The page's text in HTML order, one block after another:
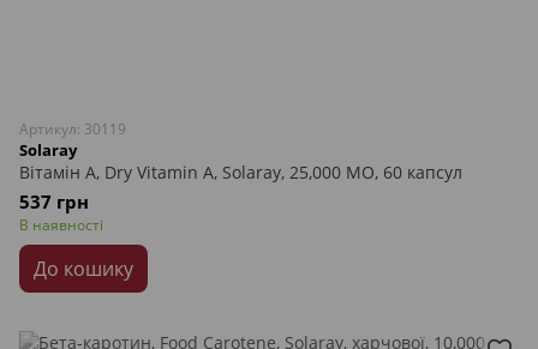
Артикул: 30119
Solaray
Вітамін А, Dry Vitamin A, Solaray, 25,000 МО, 60 капсул
537 грн
В наявності
До кошику